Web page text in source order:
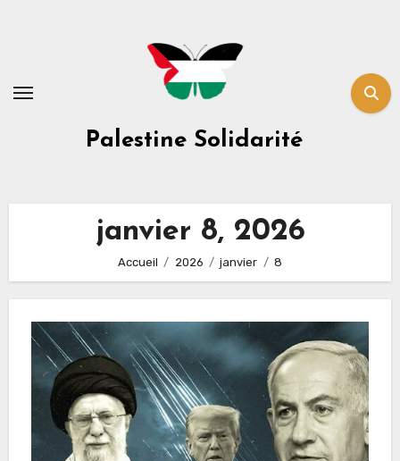
Palestine Solidarité
janvier 8, 2026
Accueil 2026 janvier 8